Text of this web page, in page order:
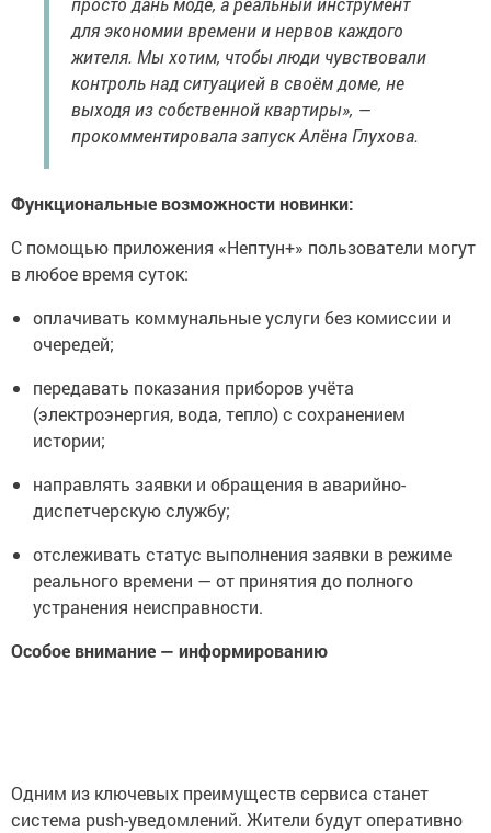
для экономии времени и нервов каждого
жителя. Мы хотим, чтобы люди чувствовали
контроль над ситуацией в своём доме, не
выходя из собственной квартиры», —
прокомментировала запуск Алёна Глухова.
Функциональные возможности новинки:
С помощью приложения «Нептун+» пользователи могут
в любое время суток:
оплачивать коммунальные услуги без комиссии и
очередей;
передавать показания приборов учёта
(электроэнергия, вода, тепло) с сохранением
истории;
направлять заявки и обращения в аварийно-
диспетчерскую службу;
отслеживать статус выполнения заявки в режиме
реального времени — от принятия до полного
устранения неисправности.
Особое внимание — информированию
Одним из ключевых преимуществ сервиса станет
система push-уведомлений. Жители будут оперативно